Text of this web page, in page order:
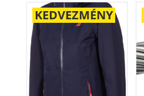
KEDVEZMÉNY